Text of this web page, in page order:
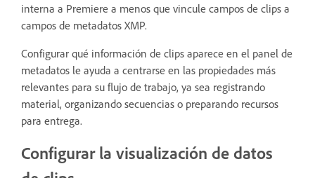
interna a Premiere a menos que vincule campos de clips a
campos de metadatos XMP.
Configurar qué información de clips aparece en el panel de
metadatos le ayuda a centrarse en las propiedades más
relevantes para su flujo de trabajo, ya sea registrando
material, organizando secuencias o preparando recursos
para entrega.
Configurar la visualización de datos